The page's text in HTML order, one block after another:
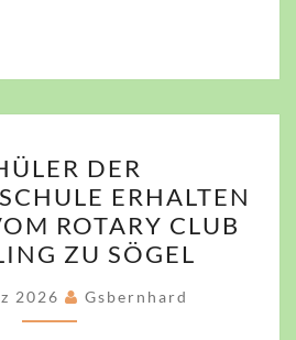
DER
BERNHARDSCHULE
ERHALTEN
LEKTÜRE
VOM
ROTARY
DER
ERHALTEN
ROTARY CLUB
ZU SÖGEL
2026 Gsbernhard